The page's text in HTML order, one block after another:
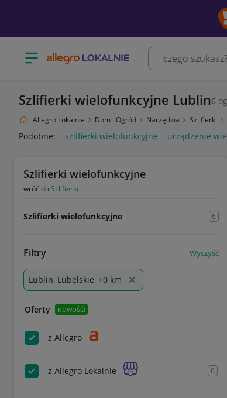
Otwórz menu z kategoriami
Szlifierki wielofunkcyjne Lublin6
Allegro Lokalnie Dom i Ogród Narzędzia Szlifierki
Podobne: szlifierki wielofunkcyjne urządzenie
Szlifierki wielofunkcyjne
wróć doSzlifierki
Szlifierki wielofunkcyjne 6
Filtry Wyczyść
Lublin, Lubelskie, +0 km
Oferty NOWOŚĆ!
z Allegro
z Allegro Lokalnie 6